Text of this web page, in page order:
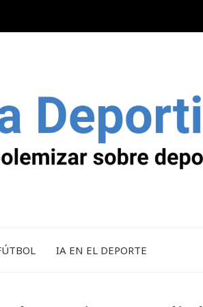
IA EN EL DEPORTE